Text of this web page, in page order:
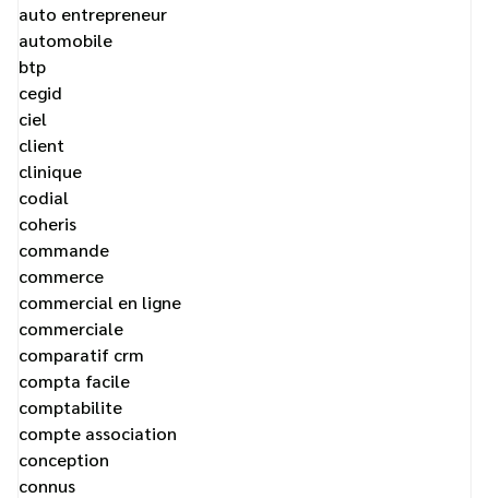
auto entrepreneur
automobile
btp
cegid
ciel
client
clinique
codial
coheris
commande
commerce
commercial en ligne
commerciale
comparatif crm
compta facile
comptabilite
compte association
conception
connus